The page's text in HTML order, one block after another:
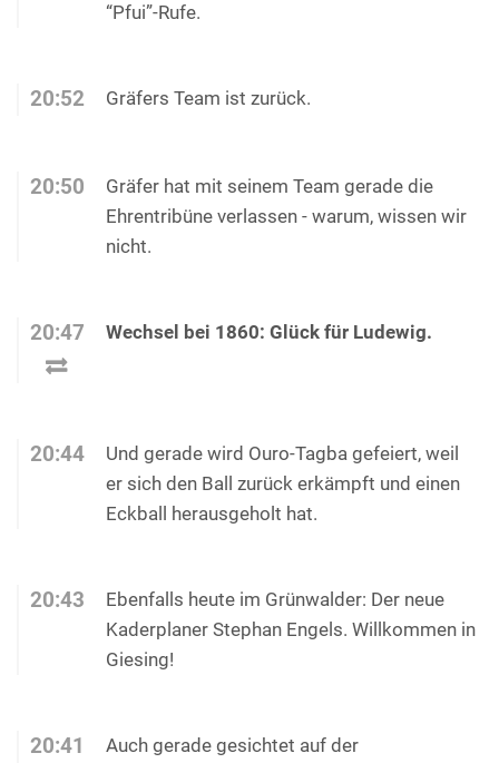
“Pfui”-Rufe.
20:52 Gräfers Team ist zurück.
20:50
Gräfer hat mit seinem Team gerade die
Ehrentribüne verlassen - warum, wissen wir
nicht.
20:47 Wechsel bei 1860: Glück für Ludewig.
20:44
Und gerade wird Ouro-Tagba gefeiert, weil
er sich den Ball zurück erkämpft und einen
Eckball herausgeholt hat.
20:43
Ebenfalls heute im Grünwalder: Der neue
Kaderplaner Stephan Engels. Willkommen in
Giesing!
20:41
Auch gerade gesichtet auf der